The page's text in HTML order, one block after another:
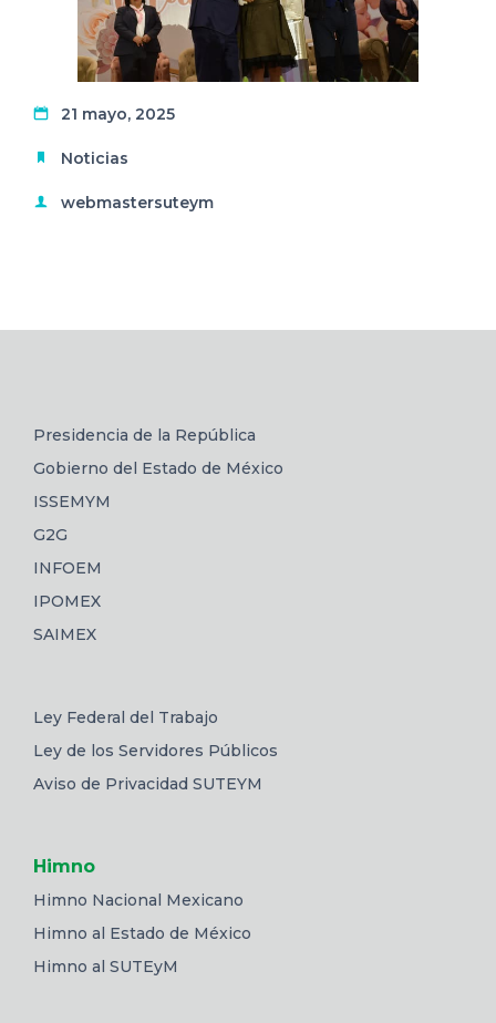
21 mayo, 2025
Noticias
webmastersuteym
Presidencia de la República
Gobierno del Estado de México
ISSEMYM
G2G
INFOEM
IPOMEX
SAIMEX
Ley Federal del Trabajo
Ley de los Servidores Públicos
Aviso de Privacidad SUTEYM
Himno
Himno Nacional Mexicano
Himno al Estado de México
Himno al SUTEyM